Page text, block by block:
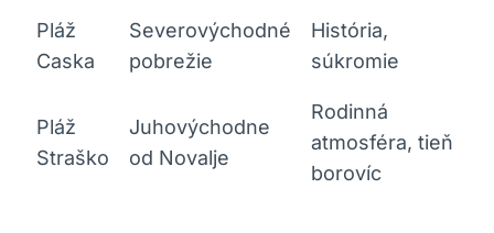
Pláž
Caska
Severovýchodné
pobrežie
História,
súkromie
Pláž
Straško
Juhovýchodne
od Novalje
Rodinná
atmosféra, tieň
borovíc